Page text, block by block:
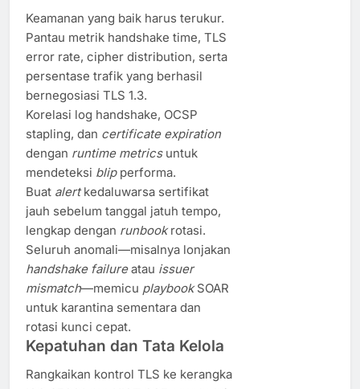
Keamanan yang baik harus terukur.
Pantau metrik handshake time, TLS
error rate, cipher distribution, serta
persentase trafik yang berhasil
bernegosiasi TLS 1.3.
Korelasi log handshake, OCSP
stapling, dan certificate expiration
dengan runtime metricsuntuk
mendeteksi blipperforma.
Buat alertkedaluwarsa sertifikat
jauh sebelum tanggal jatuh tempo,
lengkap dengan runbookrotasi.
Seluruh anomali—misalnya lonjakan
handshake failureatau issuer
mismatch—memicu playbookSOAR
untuk karantina sementara dan
rotasi kunci cepat.
Kepatuhan dan Tata Kelola
Rangkaikan kontrol TLS ke kerangka